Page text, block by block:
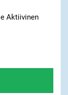
Aktiivinen